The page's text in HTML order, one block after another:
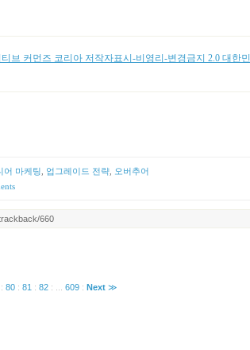
브 커먼즈 코리아 저작자표시-비영리-변경금지 2.0 대한
어 마케팅 업그레이드 전략, 오버추어
660
: 80 : 81 : 82 : 609 : Next ≫